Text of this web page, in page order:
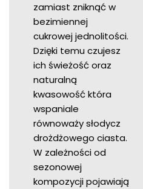
zamiast zniknąć w
bezimiennej
cukrowej jednolitości.
Dzięki temu czujesz
ich świeżość oraz
naturalną
kwasowość która
wspaniale
równoważy słodycz
drożdżowego ciasta.
W zależności od
sezonowej
kompozycji pojawiają